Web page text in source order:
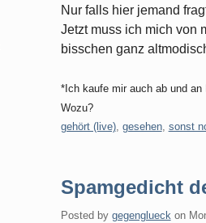
Nur falls hier jemand
Jetzt muss ich mich von
bisschen ganz
*Ich kaufe mir auch ab und
Wozu?
Categories:
gehört (live), gesehen, sonst
Spamgedicht
Posted by gegenglueckon